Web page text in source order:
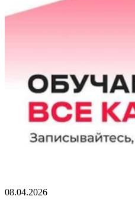
08.04.2026